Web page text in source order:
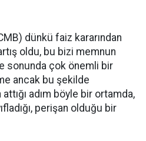
dünkü faiz kararından
oldu, bu bizi memnun
sonunda çok önemli bir
ancak bu şekilde
adım böyle bir ortamda,
perişan olduğu bir